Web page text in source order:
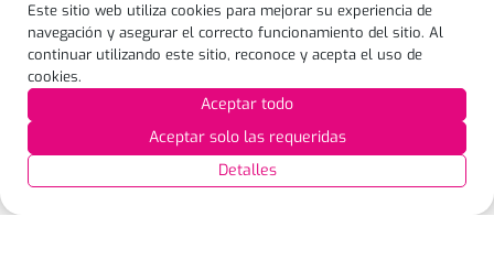
Políticas
Este sitio web utiliza cookies para mejorar su experiencia de
navegación y asegurar el correcto funcionamiento del sitio. Al
continuar utilizando este sitio, reconoce y acepta el uso de
cookies.
Aceptar todo
Aceptar solo las requeridas
Detalles